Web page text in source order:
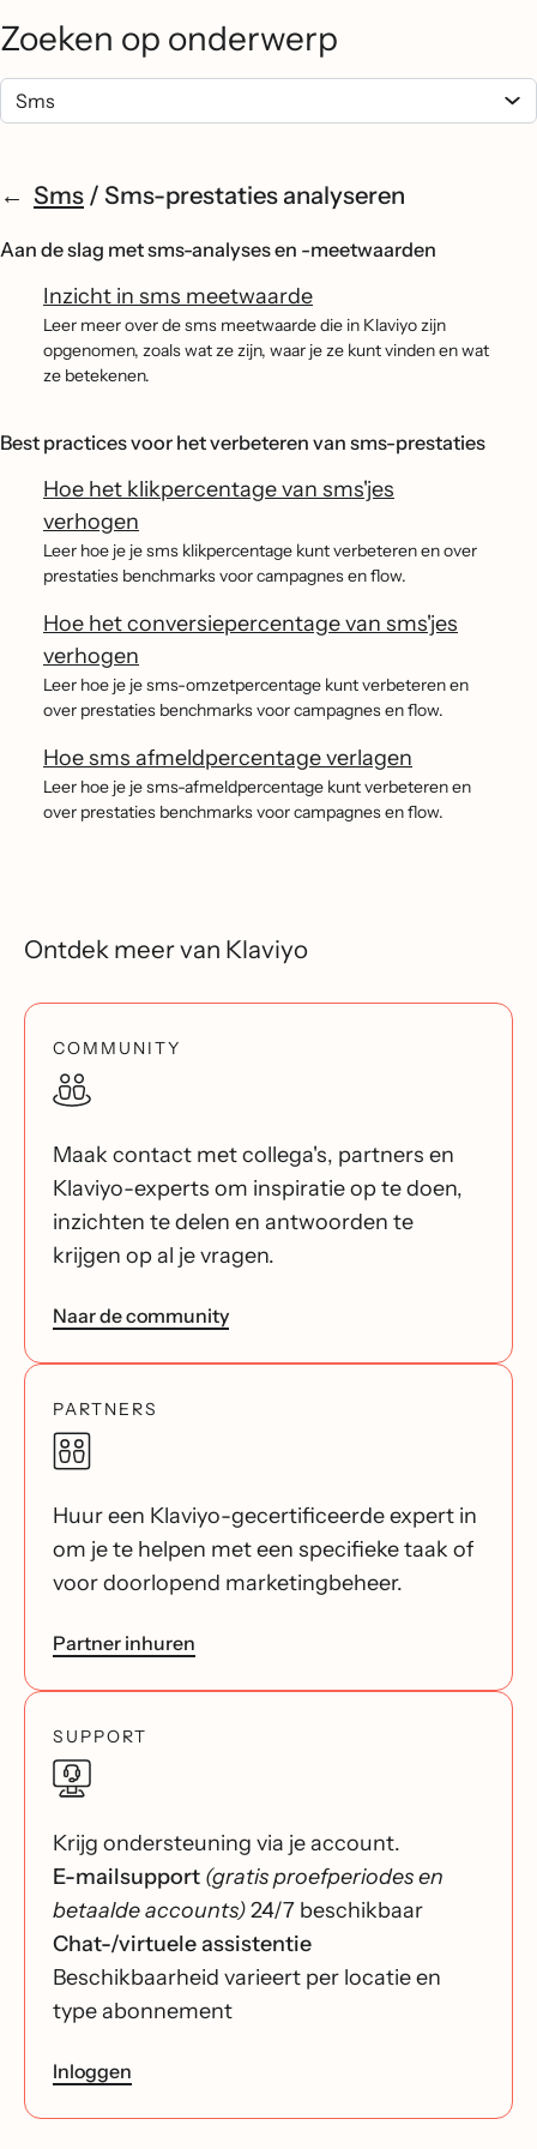
Zoeken op onderwerp
Sms / Sms-prestaties analyseren
Aan de slag met sms-analyses en -meetwaarden
Inzicht in sms meetwaarde
Leer meer over de sms meetwaarde die in Klaviyo zijn
opgenomen, zoals wat ze zijn, waar je ze kunt vinden en wat
ze betekenen.
Best practices voor het verbeteren van sms-prestaties
Hoe het klikpercentage van sms'jes
verhogen
Leer hoe je je sms klikpercentage kunt verbeteren en over
prestaties benchmarks voor campagnes en flow.
Hoe het conversiepercentage van sms'jes
verhogen
Leer hoe je je sms-omzetpercentage kunt verbeteren en
over prestaties benchmarks voor campagnes en flow.
Hoe sms afmeldpercentage verlagen
Leer hoe je je sms-afmeldpercentage kunt verbeteren en
over prestaties benchmarks voor campagnes en flow.
Ontdek meer van Klaviyo
COMMUNITY
Maak contact met collega's, partners en
Klaviyo-experts om inspiratie op te doen,
inzichten te delen en antwoorden te
krijgen op al je vragen.
Naar de community
PARTNERS
Huur een Klaviyo-gecertificeerde expert in
om je te helpen met een specifieke taak of
voor doorlopend marketingbeheer.
Partner inhuren
SUPPORT
Krijg ondersteuning via je account.
E-mailsupport (gratis proefperiodes en
betaalde accounts)24/7 beschikbaar
Chat-/virtuele assistentie
Beschikbaarheid varieert per locatie en
type abonnement
Inloggen